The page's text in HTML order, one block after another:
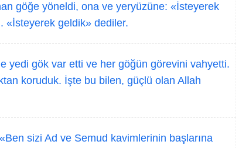
göğe yöneldi, ona ve yeryüzüne: «İsteyerek
«İsteyerek geldik» dediler.
yedi gök var etti ve her göğün görevini vahyetti.
koruduk. İşte bu bilen, güçlü olan Allah
sizi Ad ve Semud kavimlerinin başlarına